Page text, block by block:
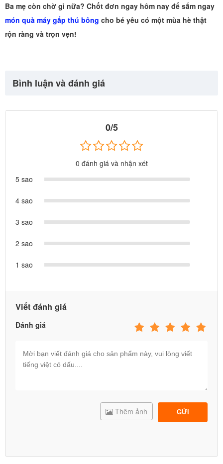
Ba mẹ còn chờ gì nữa? Chốt đơn ngay hôm nay để sắm ngay
món quà máy gắp thú bông cho bé yêu có một mùa hè thật
rộn ràng và trọn vẹn!
Bình luận và đánh giá
0/5
0 đánh giá và nhận xét
5 sao
4 sao
3 sao
2 sao
1 sao
Viết đánh giá
Đánh giá
GỬI
Thêm ảnh